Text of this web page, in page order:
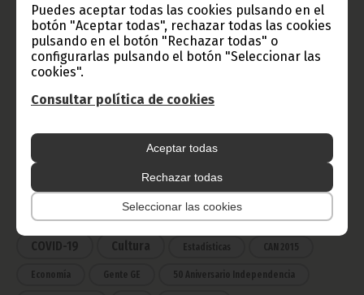
Puedes aceptar todas las cookies pulsando en el
botón "Aceptar todas", rechazar todas las cookies
pulsando en el botón "Rechazar todas" o
configurarlas pulsando el botón "Seleccionar las
cookies".
Consultar política de cookies
Aceptar todas
Rechazar todas
Seleccionar las cookies
Radio Nacional de Guinea
Ecuatorial
Gobierno
Presidencia
África
Deportes Vicepresidencia
COVID-19 Cultura Estadísticas CAN 2015
Economía Gente GE 50 Aniversario Independencia